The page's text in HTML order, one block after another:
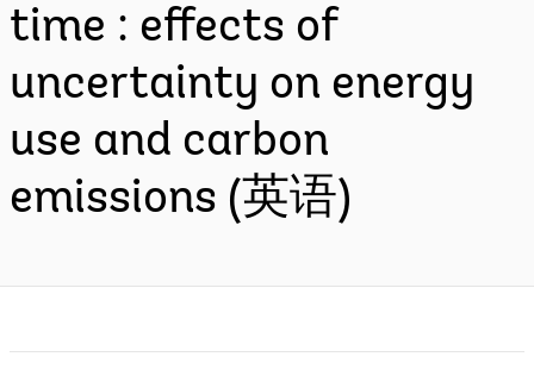
time : effects of
uncertainty on energy
use and carbon
emissions (英语)